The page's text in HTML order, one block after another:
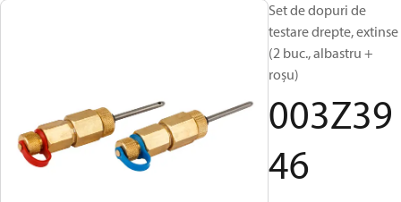
Set de dopuri de
testare drepte, extinse
(2 buc., albastru +
roșu)
003Z39
46